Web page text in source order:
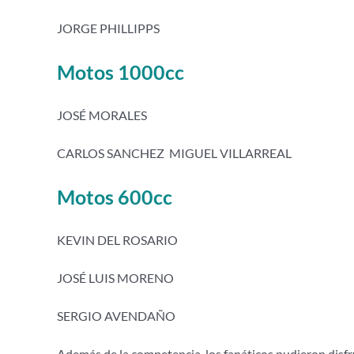
JORGE PHILLIPPS
Motos 1000cc
JOSÉ MORALES
CARLOS SANCHEZ MIGUEL VILLARREAL
Motos 600cc
KEVIN DEL ROSARIO
JOSÉ LUIS MORENO
SERGIO AVENDAÑO